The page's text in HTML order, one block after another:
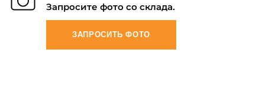
Запросите фото со склада.
ЗАПРОСИТЬ ФОТО